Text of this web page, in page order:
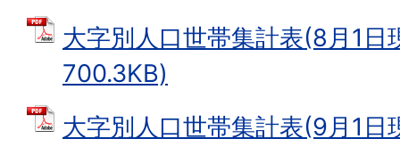
大字別人口世帯集計表(8月1
700.3KB)
大字別人口世帯集計表(9月1